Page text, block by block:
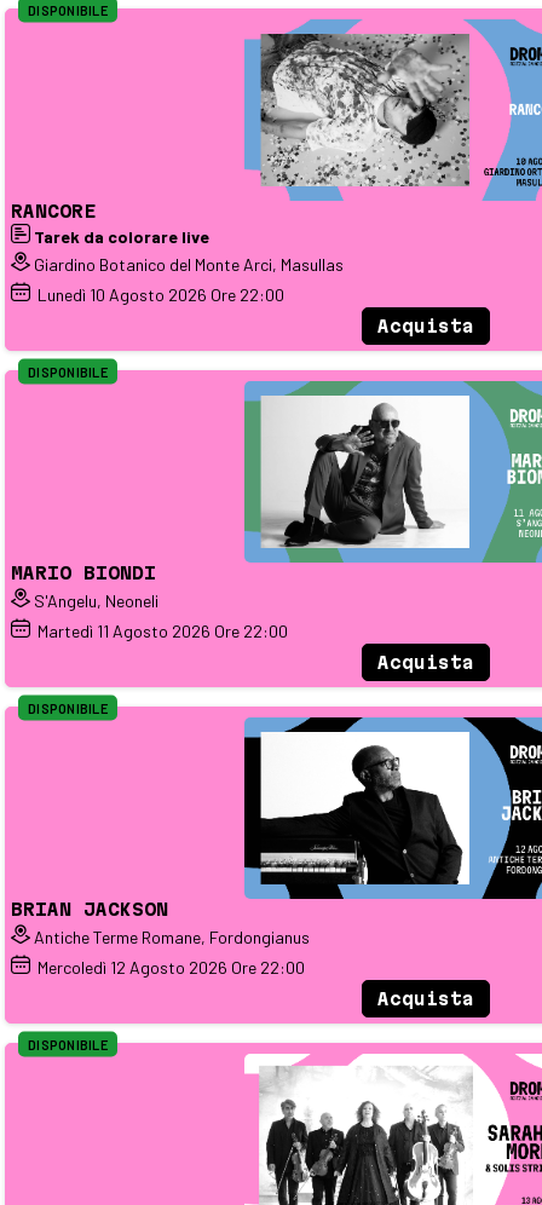
RANCORE
Tarek da colorare live
Giardino Botanico del Monte Arci, Masullas
Lunedì 10 Agosto 2026 Ore 22:00
DISPONIBILE
Acquista
MARIO BIONDI
S'Angelu, Neoneli
Martedì 11 Agosto 2026 Ore 22:00
DISPONIBILE
Acquista
BRIAN JACKSON
Antiche Terme Romane, Fordongianus
Mercoledì 12 Agosto 2026 Ore 22:00
DISPONIBILE
Acquista
DISPONIBILE